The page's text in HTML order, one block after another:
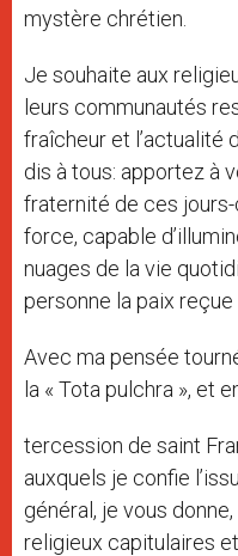
mystère chrétien.
Je souhaite aux
leurs communautés
fraîcheur et l’actualité
dis à tous: apportez à
fraternité de ces
force, capable
nuages de la vie
personne la paix reçue
Avec ma pensée
la « Tota pulchra », et
tercession de saint
auxquels je confie
général, je vous
religieux capitulaires